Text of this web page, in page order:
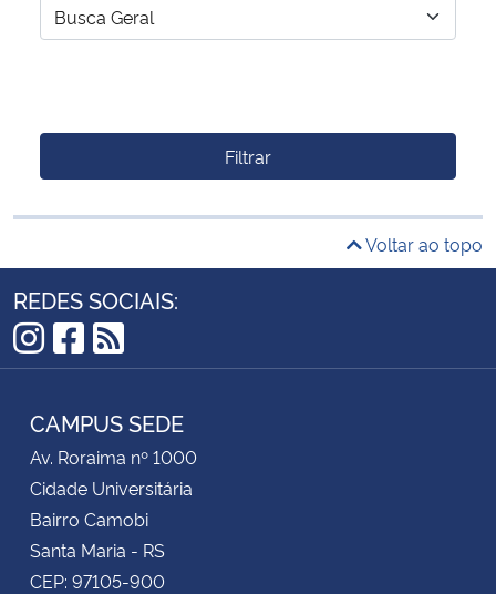
Filtrar
Voltar ao topo
REDES SOCIAIS:
Instagram
Facebook
RSS
CAMPUS SEDE
Av. Roraima nº 1000
Cidade Universitária
Bairro Camobi
Santa Maria - RS
CEP: 97105-900